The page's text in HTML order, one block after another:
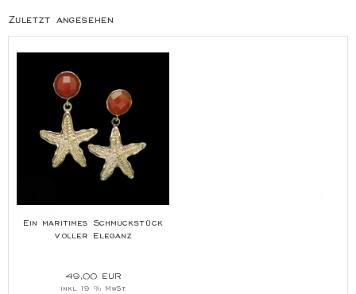
Zuletzt angesehen
Ein maritimes Schmuckstück
voller Eleganz
49,00 EUR
inkl. 19 % MwSt.